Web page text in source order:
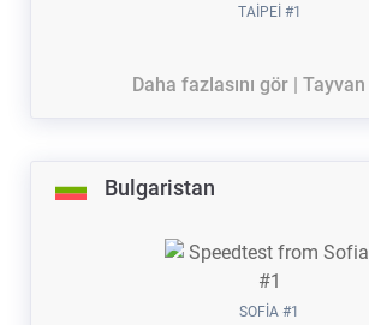
TAIPEI #1
Daha fazlasını gör |
Bulgaristan
SOFIA #1